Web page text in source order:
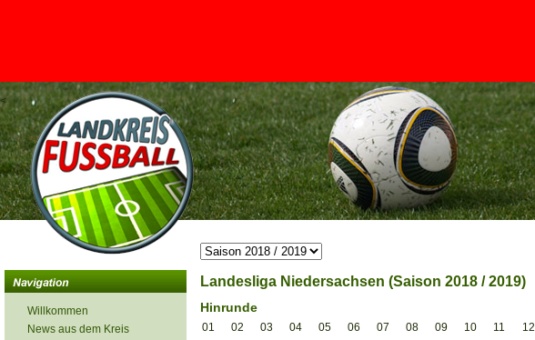
<
Willkommen
News aus dem Kreis
Landesliga Niedersachsen (Saison 2018 / 2019)
Hinrunde
01 02 03 04 05 06 07 08 09 10 11 12